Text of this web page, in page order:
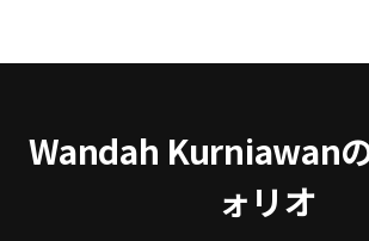
Wandah Kurniawan
ォリオ